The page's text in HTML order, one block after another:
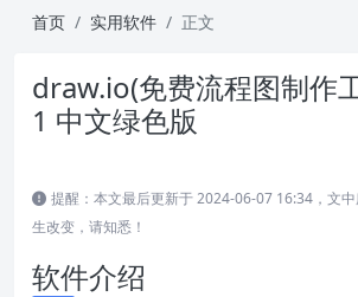
免费资源只会迟到，永不缺
首页 实用软件 正文
draw.io(免费流程图制作
1 中文绿色版
提醒：本文最后更新于 2024-06-07 16:34，文
生改变，请知悉！
软件介绍